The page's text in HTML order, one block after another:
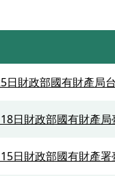
日財政部國有財產局
日財政部國有財產
日財政部國有財產